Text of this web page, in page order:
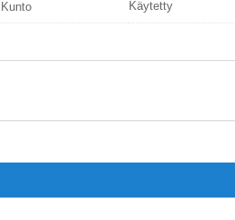
Kunto Käytetty